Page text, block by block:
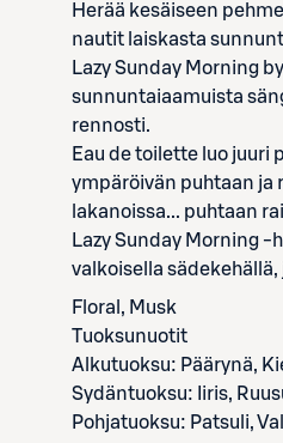
Herää kesäiseen
nautit laiskasta
Lazy Sunday Morning
sunnuntaiaamuista
rennosti.
Eau de toilette luo juuri
ympäröivän puhtaan ja
lakanoissa... puhtaan
Lazy Sunday Morning
valkoisella
Floral, Musk
Tuoksunuotit
Alkutuoksu: Päärynä,
Sydäntuoksu: Iiris,
Pohjatuoksu: Patsuli,